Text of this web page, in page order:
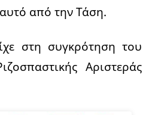
από την Τάση.
στη συγκρότηση του
Αριστεράς